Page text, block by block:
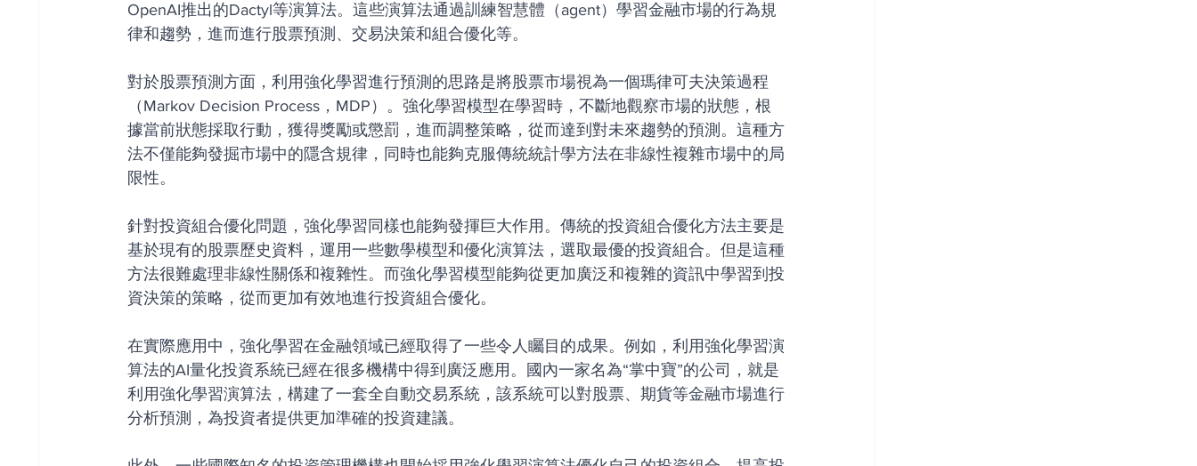
OpenAI推出的Dactyl等演算法。這些演算法通過訓練智慧體（agent）學習金融市場的行為規
律和趨勢，進而進行股票預測、交易決策和組合優化等。
對於股票預測方面，利用強化學習進行預測的思路是將股票市場視為一個瑪律可夫決策過程
（Markov Decision Process，MDP）。強化學習模型在學習時，不斷地觀察市場的狀態，根
據當前狀態採取行動，獲得獎勵或懲罰，進而調整策略，從而達到對未來趨勢的預測。這種方
法不僅能夠發掘市場中的隱含規律，同時也能夠克服傳統統計學方法在非線性複雜市場中的局
限性。
針對投資組合優化問題，強化學習同樣也能夠發揮巨大作用。傳統的投資組合優化方法主要是
基於現有的股票歷史資料，運用一些數學模型和優化演算法，選取最優的投資組合。但是這種
方法很難處理非線性關係和複雜性。而強化學習模型能夠從更加廣泛和複雜的資訊中學習到投
資決策的策略，從而更加有效地進行投資組合優化。
在實際應用中，強化學習在金融領域已經取得了一些令人矚目的成果。例如，利用強化學習演
算法的AI量化投資系統已經在很多機構中得到廣泛應用。國內一家名為“掌中寶”的公司，就是
利用強化學習演算法，構建了一套全自動交易系統，該系統可以對股票、期貨等金融市場進行
分析預測，為投資者提供更加準確的投資建議。